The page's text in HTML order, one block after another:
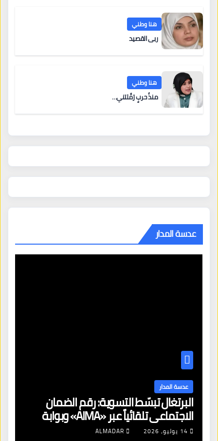
هنا وطني
ربى القصيد
هنا وطني
منذُ حربٍ رَمَّلتني…
عدسة المدار
عدسة المدار
البرتغال تبسّط التسوية: رقم الضمان
الاجتماعي تلقائياً عبر «AIMA» وبوابة
جديدة لتجديد الإقامات
14 يوليو، 2026 ALMADAR